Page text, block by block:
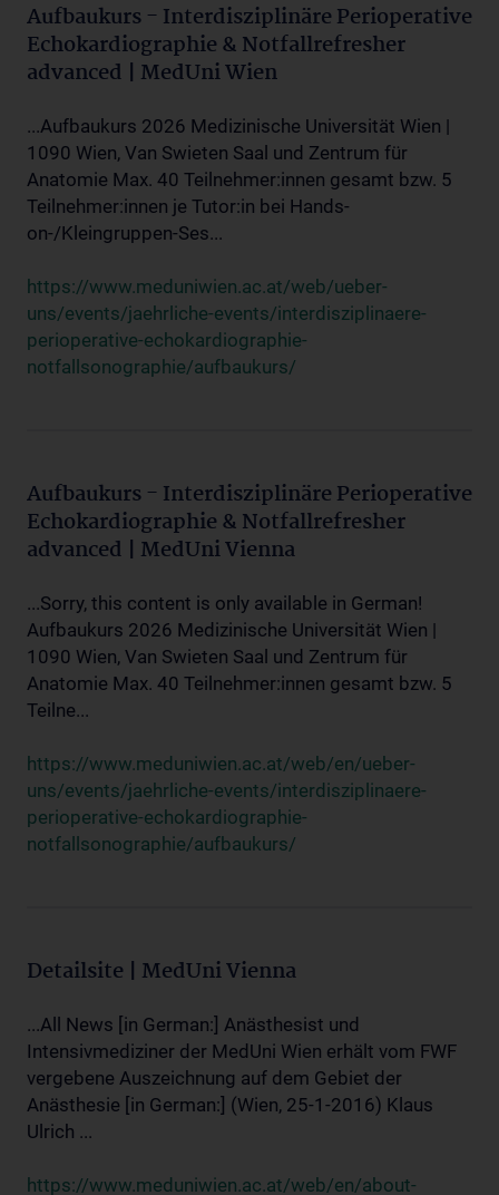
Aufbaukurs - Interdisziplinäre Perioperative
Echokardiographie & Notfallrefresher
advanced | MedUni Wien
...Aufbaukurs 2026 Medizinische Universität Wien |
1090 Wien, Van Swieten Saal und Zentrum für
Anatomie Max. 40 Teilnehmer:innen gesamt bzw. 5
Teilnehmer:innen je Tutor:in bei Hands-
on-/Kleingruppen-Ses...
https://www.meduniwien.ac.at/web/ueber-
uns/events/jaehrliche-events/interdisziplinaere-
perioperative-echokardiographie-
notfallsonographie/aufbaukurs/
Aufbaukurs - Interdisziplinäre Perioperative
Echokardiographie & Notfallrefresher
advanced | MedUni Vienna
...Sorry, this content is only available in German!
Aufbaukurs 2026 Medizinische Universität Wien |
1090 Wien, Van Swieten Saal und Zentrum für
Anatomie Max. 40 Teilnehmer:innen gesamt bzw. 5
Teilne...
https://www.meduniwien.ac.at/web/en/ueber-
uns/events/jaehrliche-events/interdisziplinaere-
perioperative-echokardiographie-
notfallsonographie/aufbaukurs/
Detailsite | MedUni Vienna
...All News [in German:] Anästhesist und
Intensivmediziner der MedUni Wien erhält vom FWF
vergebene Auszeichnung auf dem Gebiet der
Anästhesie [in German:] (Wien, 25-1-2016) Klaus
Ulrich ...
https://www.meduniwien.ac.at/web/en/about-